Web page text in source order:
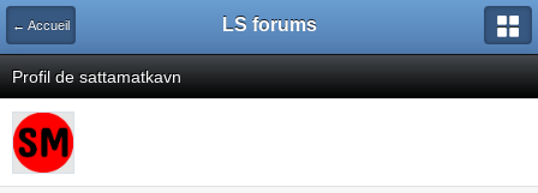
← Accueil LS forums
Profil de sattamatkavn